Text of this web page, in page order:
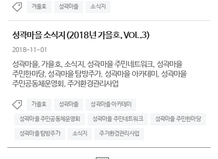
겨울호 성곽마을 소식지
성곽마을 소식지(2018년 가을호, VOL.3)
2018-11-01
성곽마을, 가을호, 소식지, 성곽마을 주민네트워크, 성곽마을
주민한마당, 성곽마을 탐방주가, 성곽마을 아카데미, 성곽마을
주민공동체운영회, 주거환경관리사업
가을호 성곽마을 성곽마을 아카데미
성곽마을 주민공동체운영회 성곽마을 주민네트워크 성곽마을 주민한마당
성곽마을 탐방주가 소식지 주거환경관리사업